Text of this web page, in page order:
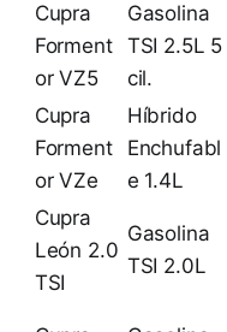
Cupra
Forment
or VZ5
Gasolina
TSI 2.5L 5
cil.
Cupra
Forment
or VZe
Híbrido
Enchufabl
e 1.4L
Cupra
León 2.0
TSI
Gasolina
TSI 2.0L